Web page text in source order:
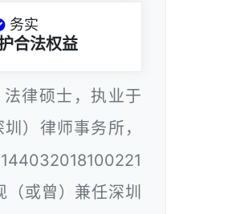
务实
合法权益
律硕士，执业于
）律师事务所，
或曾）兼任深圳